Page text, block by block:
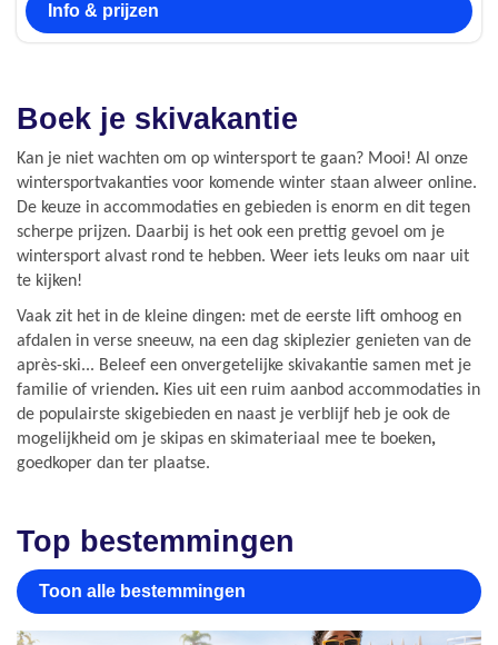
Info & prijzen
Boek je skivakantie
Kan je niet wachten om op wintersport te gaan? Mooi! Al onze
wintersportvakanties voor komende winter staan alweer online.
De keuze in accommodaties en gebieden is enorm en dit tegen
scherpe prijzen. Daarbij is het ook een prettig gevoel om je
wintersport alvast rond te hebben. Weer iets leuks om naar uit
te kijken!
Vaak zit het in de kleine dingen: met de eerste lift omhoog en
afdalen in verse sneeuw, na een dag skiplezier genieten van de
après-ski... Beleef een onvergetelijke skivakantie samen met je
familie of vrienden. Kies uit een ruim aanbod accommodaties in
de populairste skigebieden en naast je verblijf heb je ook de
mogelijkheid om je skipas en skimateriaal mee te boeken,
goedkoper dan ter plaatse.
Top bestemmingen
Toon alle bestemmingen